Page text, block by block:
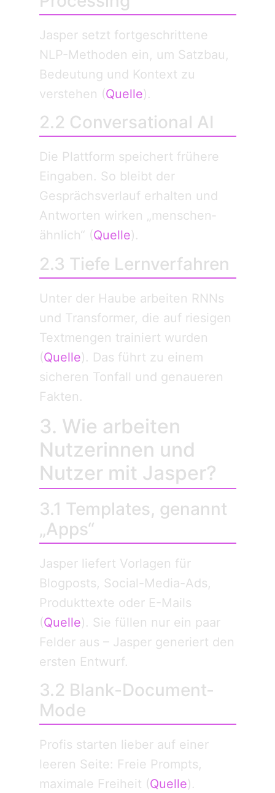
Jasper setzt fortgeschrittene
NLP-Methoden ein, um Satzbau,
Bedeutung und Kontext zu
verstehen (Quelle).
2.2 Conversational AI
Die Plattform speichert frühere
Eingaben. So bleibt der
Gesprächs­verlauf erhalten und
Antworten wirken „menschen­
ähnlich“ (Quelle).
2.3 Tiefe Lern­verfahren
Unter der Haube arbeiten RNNs
und Transformer, die auf riesigen
Text­mengen trainiert wurden
(Quelle). Das führt zu einem
sicheren Tonfall und genaueren
Fakten.
3. Wie arbeiten
Nutzerinnen und
Nutzer mit Jasper?
3.1 Templates, genannt
„Apps“
Jasper liefert Vorlagen für
Blogposts, Social-Media-Ads,
Produkttexte oder E-Mails
(Quelle). Sie füllen nur ein paar
Felder aus – Jasper generiert den
ersten Entwurf.
3.2 Blank-Document-
Mode
Profis starten lieber auf einer
leeren Seite: Freie Prompts,
maximale Freiheit (Quelle).